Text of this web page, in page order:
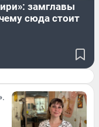
замглавы
сюда стоит